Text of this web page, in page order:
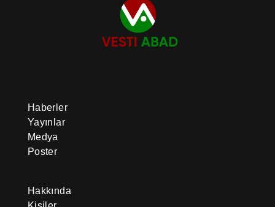
Haberler
Yayınlar
Medya
Poster
Hakkında